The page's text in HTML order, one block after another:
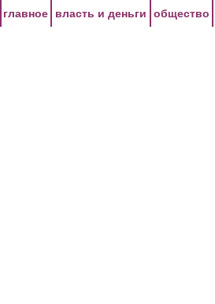
главное власть и деньги общество